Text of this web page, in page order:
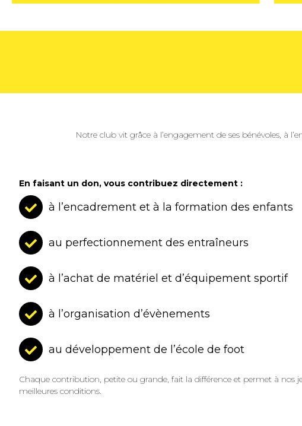
Notre club vit grâce à l’engagement de ses bénévoles, à
En faisant un don, vous contribuez directement :
à l’encadrement et à la formation des enfants
au perfectionnement des entraîneurs
à l’achat de matériel et d’équipement sportif
à l’organisation d’évènements
au développement de l’école de foot
Chaque contribution, petite ou grande, fait la différence et permet à nos
meilleures conditions.